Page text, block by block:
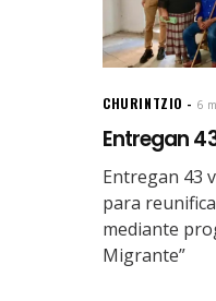
CHURINTZIO 6
Entregan
Entregan 43
para
mediante
Migrante”